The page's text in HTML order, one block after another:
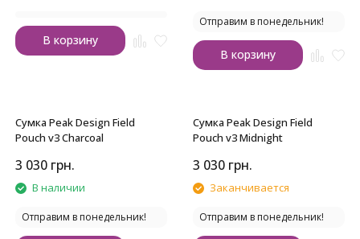
В корзину
Отправим в понедельник!
В корзину
Сумка Peak Design Field
Pouch v3 Charcoal
3 030 грн.
В наличии
Отправим в понедельник!
Сумка Peak Design Field
Pouch v3 Midnight
3 030 грн.
Заканчивается
Отправим в понедельник!